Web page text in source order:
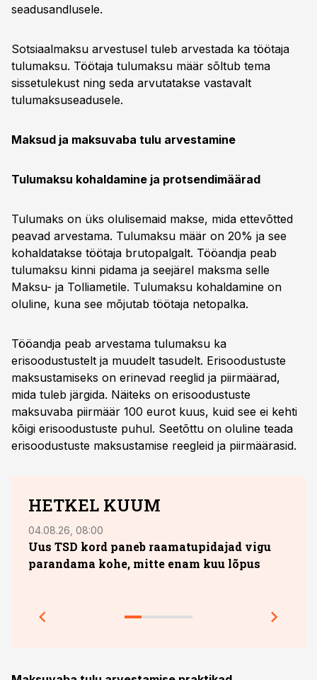
seadusandlusele.
Sotsiaalmaksu arvestusel tuleb arvestada ka töötaja
tulumaksu. Töötaja tulumaksu määr sõltub tema
sissetulekust ning seda arvutatakse vastavalt
tulumaksuseadusele.
Maksud ja maksuvaba tulu arvestamine
Tulumaksu kohaldamine ja protsendimäärad
Tulumaks on üks olulisemaid makse, mida ettevõtted
peavad arvestama. Tulumaksu määr on 20% ja see
kohaldatakse töötaja brutopalgalt. Tööandja peab
tulumaksu kinni pidama ja seejärel maksma selle
Maksu- ja Tolliametile. Tulumaksu kohaldamine on
oluline, kuna see mõjutab töötaja netopalka.
Tööandja peab arvestama tulumaksu ka
erisoodustustelt ja muudelt tasudelt. Erisoodustuste
maksustamiseks on erinevad reeglid ja piirmäärad,
mida tuleb järgida. Näiteks on erisoodustuste
maksuvaba piirmäär 100 eurot kuus, kuid see ei kehti
kõigi erisoodustuste puhul. Seetõttu on oluline teada
erisoodustuste maksustamise reegleid ja piirmäärasid.
HETKEL KUUM
04.08.26, 08:00
Uus TSD kord paneb raamatupidajad vigu
parandama kohe, mitte enam kuu lõpus